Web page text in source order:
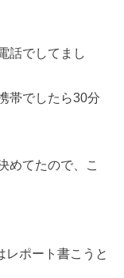
話でしてまし
帯でしたら30分
めてたので、こ
レポート書こうと